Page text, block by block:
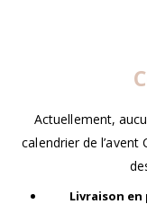
Actuellement,
calendrier de
Livraison